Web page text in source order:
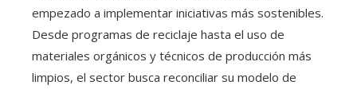
empezado a implementar iniciativas más sostenibles.
Desde programas de reciclaje hasta el uso de
materiales orgánicos y técnicos de producción más
limpios, el sector busca reconciliar su modelo de